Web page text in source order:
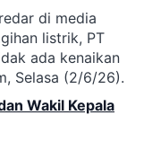
di media
listrik, PT
ada kenaikan
Selasa (2/6/26).
Wakil Kepala